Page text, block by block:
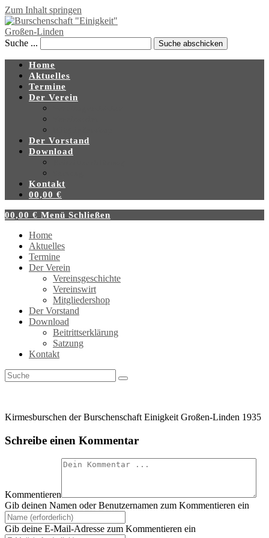
Zum Inhalt springen
Suche ... Suche abschicken
Home
Aktuelles
Termine
Der Verein
Der Vorstand
Download
Kontakt
00,00 €
00,00 € Menü Schließen
Home
Aktuelles
Termine
Der Verein
Vereinsgeschichte
Vereinswirt
Mitgliedershop
Der Vorstand
Download
Beitrittserklärung
Satzung
Kontakt
Kirmesburschen der Burschenschaft Einigkeit Großen-Linden 1935
Schreibe einen Kommentar
Kommentieren
Gib deinen Namen oder Benutzernamen zum Kommentieren ein
Gib deine E-Mail-Adresse zum Kommentieren ein